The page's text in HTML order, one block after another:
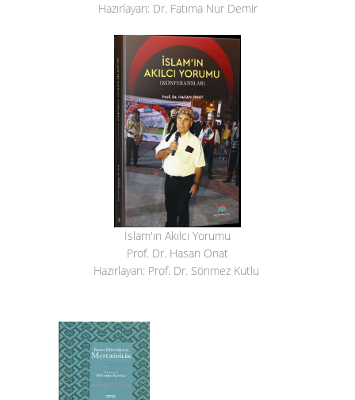
Hazırlayan: Dr. Fatıma Nur Demir
İslam'ın Akılcı Yorumu
Prof. Dr. Hasan Onat
Hazırlayan: Prof. Dr. Sönmez Kutlu